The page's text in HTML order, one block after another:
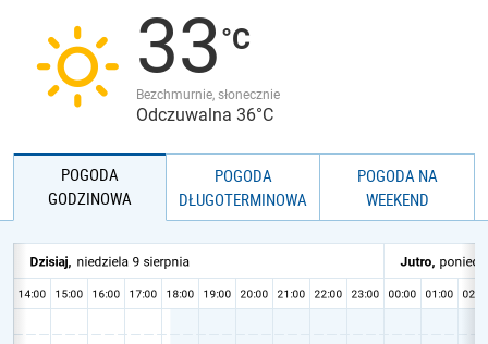
JAKOŚĆ POWIETRZA33
Bezchmurnie, słonecznie
Odczuwalna 36°C
POGODA
GODZINOWA
POGODA
DŁUGOTERMINOWA
POGODA NA
WEEKEND